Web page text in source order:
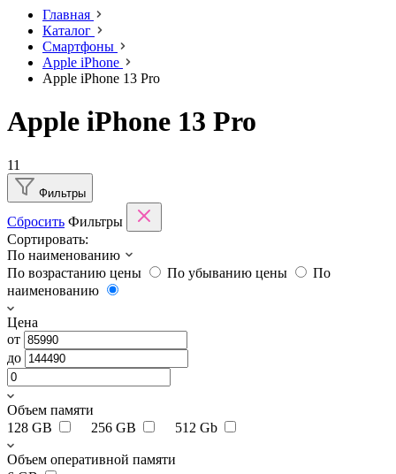
Главная
Каталог
Смартфоны
Apple iPhone
Apple iPhone 13 Pro
Apple iPhone 13 Pro
11
Фильтры
Сбросить Фильтры
Сортировать:
По наименованию
По возрастанию цены
По убыванию цены
По
наименованию
Цена
от
до
Объем памяти
128 GB
256 GB 512 Gb
Объем оперативной памяти